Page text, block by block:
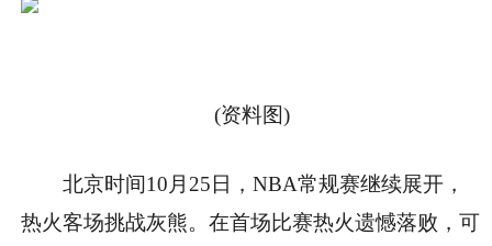
(资料图)
北京时间10月25日，NBA常规赛继续展开，
热火客场挑战灰熊。在首场比赛热火遗憾落败，可